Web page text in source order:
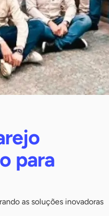
para
as soluções inovadoras